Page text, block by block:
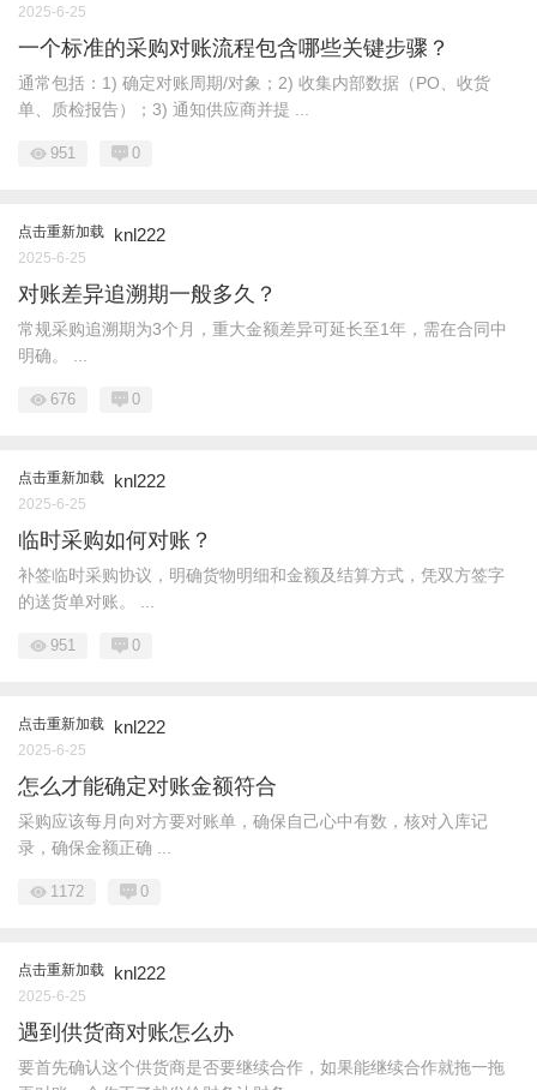
2025-6-25
一个标准的采购对账流程包含哪些关键步骤？
通常包括：1) 确定对账周期/对象；2) 收集内部数据（PO、收货
单、质检报告）；3) 通知供应商并提 ...
951 0
点击重新加载 knl222
2025-6-25
对账差异追溯期一般多久？
常规采购追溯期为3个月，重大金额差异可延长至1年，需在合同中
明确。 ...
676 0
点击重新加载 knl222
2025-6-25
临时采购如何对账？
补签临时采购协议，明确货物明细和金额及结算方式，凭双方签字
的送货单对账。 ...
951 0
点击重新加载 knl222
2025-6-25
怎么才能确定对账金额符合
采购应该每月向对方要对账单，确保自己心中有数，核对入库记
录，确保金额正确 ...
1172 0
点击重新加载 knl222
2025-6-25
遇到供货商对账怎么办
要首先确认这个供货商是否要继续合作，如果能继续合作就拖一拖